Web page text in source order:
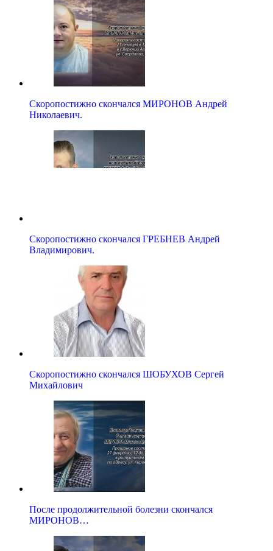
Скоропостижно скончался МИРОНОВ Андрей
Николаевич.
Скоропостижно скончался ГРЕБНЕВ Андрей
Владимирович.
Скоропостижно скончался ШОБУХОВ Сергей
Михайлович
После продолжительной болезни скончался
МИРОНОВ…